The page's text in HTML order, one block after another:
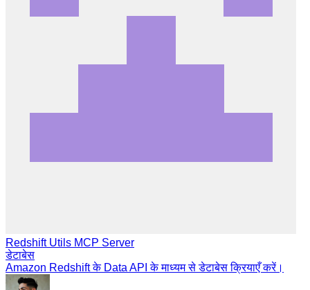
Redshift Utils MCP Server
डेटाबेस
Amazon Redshift के Data API के माध्यम से डेटाबेस क्रियाएँ करें।